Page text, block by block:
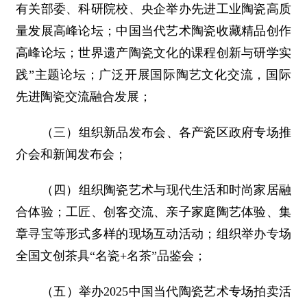
有关部委、科研院校、央企举办先进工业陶瓷高质
量发展高峰论坛；中国当代艺术陶瓷收藏精品创作
高峰论坛；世界遗产陶瓷文化的课程创新与研学实
践”主题论坛；广泛开展国际陶艺文化交流，国际
先进陶瓷交流融合发展；
（三）组织新品发布会、各产瓷区政府专场推
介会和新闻发布会；
（四）组织陶瓷艺术与现代生活和时尚家居融
合体验；工匠、创客交流、亲子家庭陶艺体验、集
章寻宝等形式多样的现场互动活动；组织举办专场
全国文创茶具“名瓷+名茶”品鉴会；
（五）举办2025中国当代陶瓷艺术专场拍卖活